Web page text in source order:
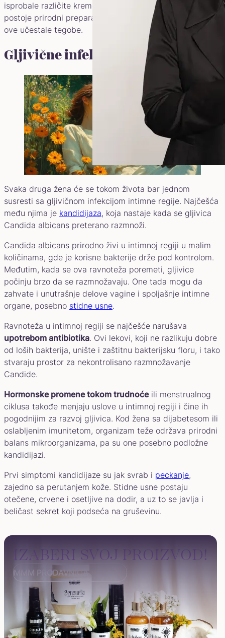
isprobale različite kreme koje nisu pomogle, znajte da
postoje prirodni preparati koji pružaju efikasno rešenje za
ove učestale tegobe.
Gljivične infekcije stidnih usana
Svaka druga žena će se tokom života bar jednom
susresti sa gljivičnom infekcijom intimne regije. Najčešća
među njima je kandidijaza, koja nastaje kada se gljivica
Candida albicans preterano razmnoži.
Candida albicans prirodno živi u intimnoj regiji u malim
količinama, gde je korisne bakterije drže pod kontrolom.
Međutim, kada se ova ravnoteža poremeti, gljivice
počinju brzo da se razmnožavaju. One tada mogu da
zahvate i unutrašnje delove vagine i spoljašnje intimne
organe, posebno stidne usne.
Ravnoteža u intimnoj regiji se najčešće narušava
upotrebom antibiotika. Ovi lekovi, koji ne razlikuju dobre
od loših bakterija, unište i zaštitnu bakterijsku floru, i tako
stvaraju prostor za nekontrolisano razmnožavanje
Candide.
Hormonske promene tokom trudnoćeili menstrualnog
ciklusa takođe menjaju uslove u intimnoj regiji i čine ih
pogodnijim za razvoj gljivica. Kod žena sa dijabetesom ili
oslabljenim imunitetom, organizam teže održava prirodni
balans mikroorganizama, pa su one posebno podložne
kandidijazi.
Prvi simptomi kandidijaze su jak svrab i peckanje,
zajedno sa perutanjem kože. Stidne usne postaju
otečene, crvene i osetljive na dodir, a uz to se javlja i
beličast sekret koji podseća na gruševinu.
IZABERI SVOJ PROIZVOD!
MMM PRODAVNICA